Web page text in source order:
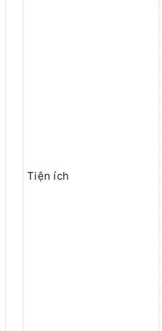
Tiện ích